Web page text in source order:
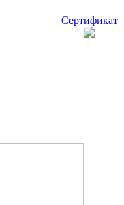
Сертификат